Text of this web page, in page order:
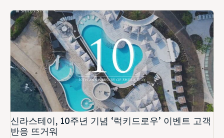
신라스테이, 10주년 기념 ‘럭키드로우’ 이벤트 고객
반응 뜨거워